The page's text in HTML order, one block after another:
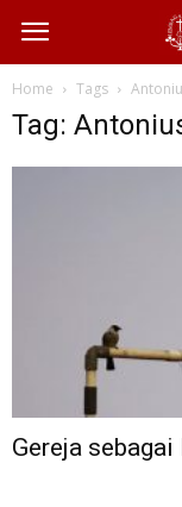
Home Tags
Tag:
Gereja